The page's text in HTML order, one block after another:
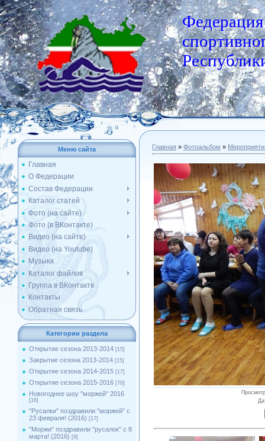
Федерация
Меню сайта
Главная
О Федерации
Состав Федерации
Каталог статей
Фото (на сайте)
Фото (в ВКонтакте)
Видео (на сайте)
Видео (на Youtube)
Музыка
Каталог файлов
Группа в ВКонтакте
Контакты
Обратная связь
Категории раздела
Открытие сезона 2013-2014 [15]
Закрытие сезона 2013-2014 [15]
Открытие сезона 2014-2015 [17]
Открытие сезона 2015-2016 [70]
Новогоднее шоу "моржей" 2016
[16]
"Русалки" поздравили "моржей" с
23 февраля! (2016) [17]
"Моржи" поздравили "русалок" с 8
марта! (2016) [9]
Главная » Фотоальбом »